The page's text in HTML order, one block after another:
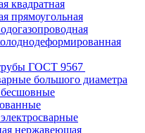
квадратная
прямоугольная
ГОСТ 9567
большого диаметра
нержавеющая